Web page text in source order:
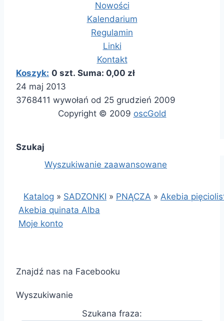
Nowości
Kalendarium
Regulamin
Linki
Kontakt
Koszyk: 0 szt. Suma: 0,00 zł
24 maj 2013
3768411 wywołań od 25 grudzień 2009
Copyright © 2009 oscGold
Szukaj
Wyszukiwanie zaawansowane
Katalog » SADZONKI » PNĄCZA » Akebia
Akebia quinata Alba
Moje konto
Znajdź nas na Facebooku
Wyszukiwanie
Szukana fraza: